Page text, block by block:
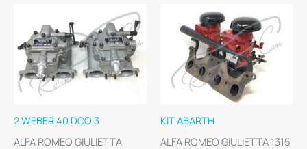
2 WEBER 40 DCO 3
ALFA ROMEO GIULIETTA
KIT ABARTH
ALFA ROMEO GIULIETTA 1315